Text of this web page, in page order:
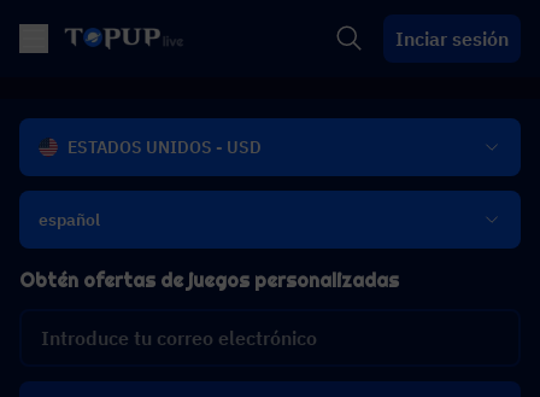
Inciar sesión
ESTADOS UNIDOS - USD
español
Obtén ofertas de juegos personalizadas